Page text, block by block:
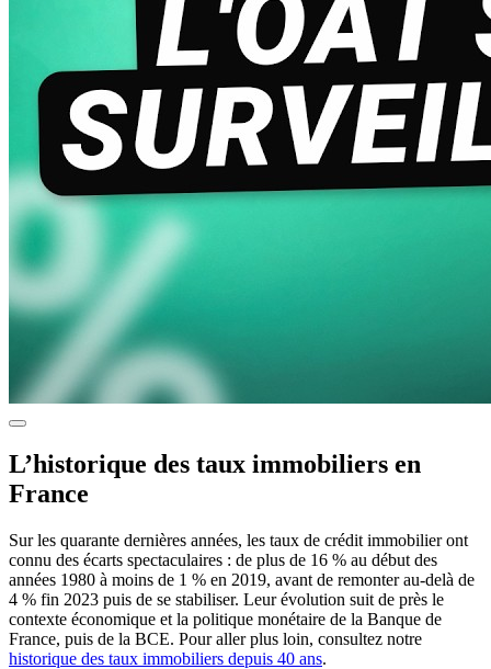
L’historique des taux immobiliers en
France
Sur les quarante dernières années, les taux de crédit immobilier ont
connu des écarts spectaculaires : de plus de 16 % au début des
années 1980 à moins de 1 % en 2019, avant de remonter au-delà de
4 % fin 2023 puis de se stabiliser. Leur évolution suit de près le
contexte économique et la politique monétaire de la Banque de
France, puis de la BCE. Pour aller plus loin, consultez notre
historique des taux immobiliers depuis 40 ans.